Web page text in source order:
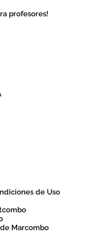
profesores!
de Uso
Marcombo